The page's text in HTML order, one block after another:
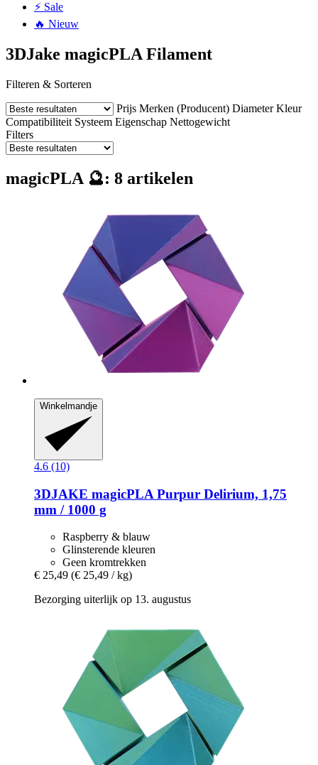
⚡ Sale
🔥 Nieuw
3DJake magicPLA Filament
Filteren & Sorteren
Prijs Merken (Producent) Diameter Kleur
Compatibiliteit Systeem Eigenschap Nettogewicht
Filters
magicPLA 🔮: 8 artikelen
Winkelmandje
4.6 (10)
3DJAKE magicPLA Purpur Delirium, 1,75
mm / 1000 g
Raspberry & blauw
Glinsterende kleuren
Geen kromtrekken
€ 25,49 (€ 25,49 / kg)
Bezorging uiterlijk op 13. augustus